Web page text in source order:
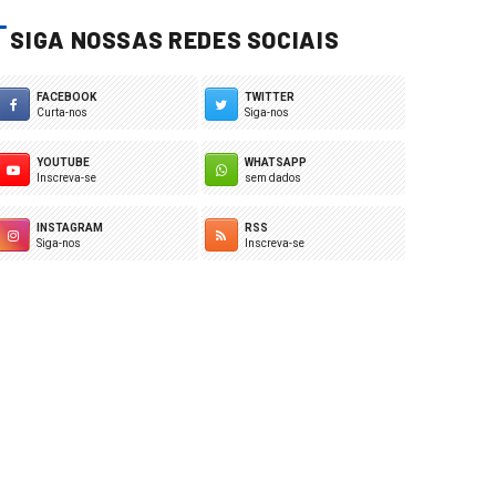
SIGA NOSSAS REDES SOCIAIS
FACEBOOK
Curta-nos
TWITTER
Siga-nos
YOUTUBE
Inscreva-se
WHATSAPP
sem dados
INSTAGRAM
Siga-nos
RSS
Inscreva-se